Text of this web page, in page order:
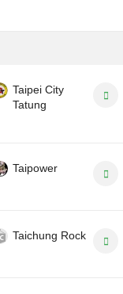
Taipei City
Tatung
Taipower
Taichung Rock